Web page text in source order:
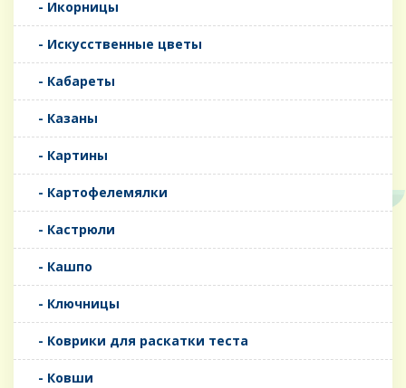
- Икорницы
- Искусственные цветы
- Кабареты
- Казаны
- Картины
- Картофелемялки
- Кастрюли
- Кашпо
- Ключницы
- Коврики для раскатки теста
- Ковши